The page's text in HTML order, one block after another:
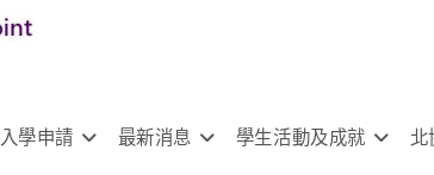
入學申請 最新消息 學生活動及成就 北